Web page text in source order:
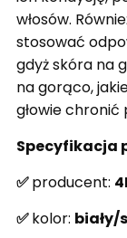
włosów.
stosować
gdyż skóra na
na gorąco,
głowie
Specyfikacja
✅producent:
✅kolor: biały/